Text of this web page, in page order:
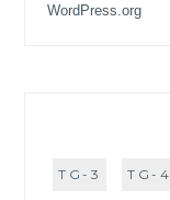
WordPress.org
TG-3 TG-4